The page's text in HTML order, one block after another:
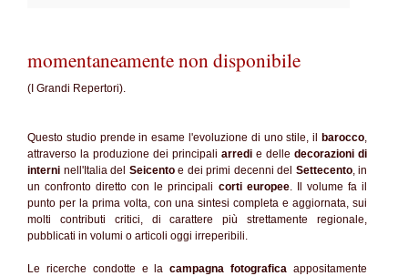
momentaneamente non disponibile
(I Grandi Repertori).
Questo studio prende in esame l'evoluzione di uno stile, il barocco,
attraverso la produzione dei principali arredi e delle decorazioni di
interni nell'Italia del Seicento e dei primi decenni del Settecento, in
un confronto diretto con le principali corti europee. Il volume fa il
punto per la prima volta, con una sintesi completa e aggiornata, sui
molti contributi critici, di carattere più strettamente regionale,
pubblicati in volumi o articoli oggi irreperibili.
Le ricerche condotte e lacampagna fotografica appositamente